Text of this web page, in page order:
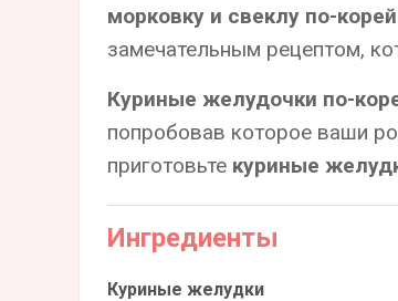
морковку и свеклу по-
замечательным рецептом,
Куриные желудочки по-
попробовав которое ваши
приготовьте куриные
Ингредиенты
Куриные желудки